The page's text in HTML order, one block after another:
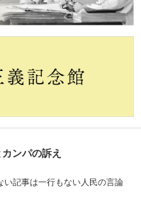
ンパの訴え
い記事は一行もない人民の言論